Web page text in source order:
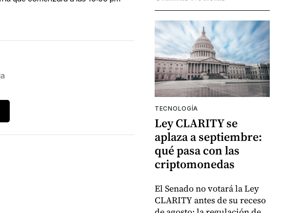
TECNOLOGÍA
Ley CLARITY se
aplaza a septiembre:
qué pasa con las
criptomonedas
El Senado no votará la Ley
CLARITY antes de su receso